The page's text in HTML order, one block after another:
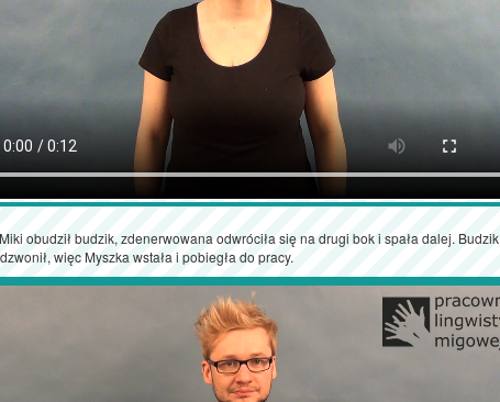
obudził budzik, zdenerwowana odwróciła się na drugi bok i spała dalej. Budzik
więc Myszka wstała i pobiegła do pracy.